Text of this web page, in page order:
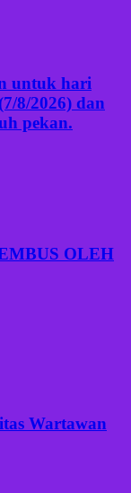
untuk hari
8/2026) dan
pekan.
OLEH
Wartawan